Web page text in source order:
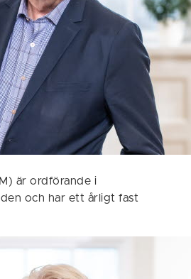
är ordförande i
och har ett årligt fast